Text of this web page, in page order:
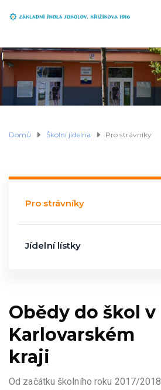
Domů Školní jídelna Pro strávníky
Obědy do škol v
Karlovarském
kraji
​Od začátku školního roku 2017/2018
Pro strávníky
Jídelní lístky